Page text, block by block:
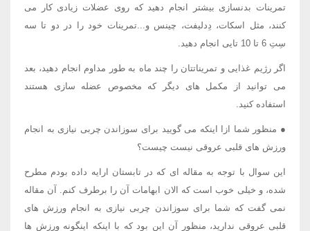
تمرینات بدنسازی بیشتر انجام دهید که روی عضلات زیادی کار می
کنند، مثل اسکات، دِدلیفت، چینس و...تمرینات خود را در دو تا سه
سِتِ 6 تا 10 تایی انجام دهید.
اگر رژیم غذایی و تمریناتتان را چند ماه به طور مداوم انجام دهید، بعد
می توانید از مکمل های دیگر که مخصوص عضله سازی هستند
استفاده کنید.
● منظور شما ازا اینکه می گویید برای سوزاندن چربی نیازی به انجام
ورزش های قلبی عروقی نیست چیست؟
این سوال با توجه به مقاله ای که در تابستان ارایه داده بودم مطرح
شده، و خیلی خوب است که الان ابهامات آن را برطرف کنم. آن مقاله
نمی گفت که شما برای سوزاندن چربی نیازی به انجام ورزش های
قلبی عروقی ندارید، منظور آن این بود که با اینکه اینگونه ورزش ها